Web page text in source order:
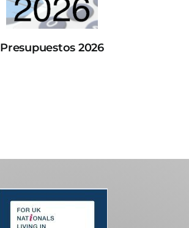
Presupuestos 2026